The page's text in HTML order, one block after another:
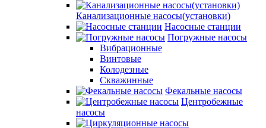
Канализационные насосы(установки)
Насосные станции
Погружные насосы
Вибрационные
Винтовые
Колодезные
Скважинные
Фекальные насосы
Центробежные
насосы